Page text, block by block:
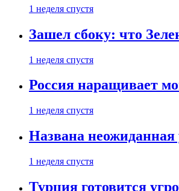
1 неделя спустя
Зашел сбоку: что
1 неделя спустя
Россия наращивает
1 неделя спустя
Названа неожиданная
1 неделя спустя
Турция готовится